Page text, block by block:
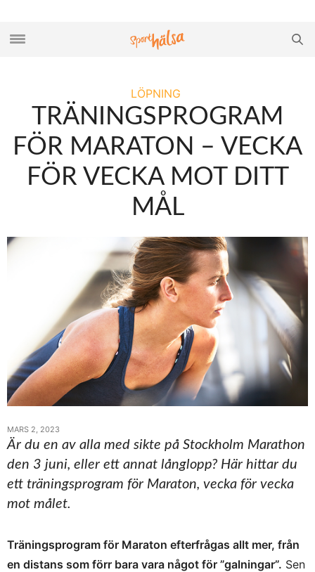
LÖPNING
TRÄNINGSPROGRAM
FÖR MARATON – VECKA
FÖR VECKA MOT DITT
MÅL
MARS 2, 2023
Är du en av alla med sikte på Stockholm Marathon
den 3 juni, eller ett annat långlopp? Här hittar du
ett träningsprogram för Maraton, vecka för vecka
mot målet.
Träningsprogram för Maraton efterfrågas allt mer, från
en distans som förr bara vara något för ”galningar”. Sen